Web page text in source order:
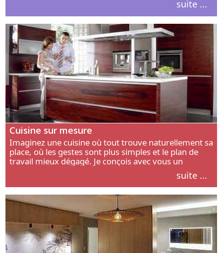
suite ...
Cuisine sur mesure
Imaginez une cuisine où tout trouve naturellement sa
place, où les gestes sont plus simples et le plan de
travail mieux dégagé. Je conçois avec vous un
aménagement adapté à votre manière de cuisiner, de
suite ...